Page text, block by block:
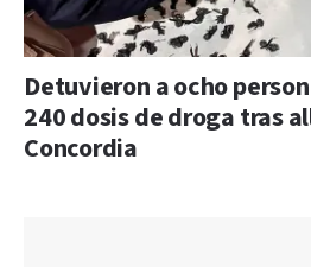
Detuvieron a ocho
240 dosis de droga tras
Concordia